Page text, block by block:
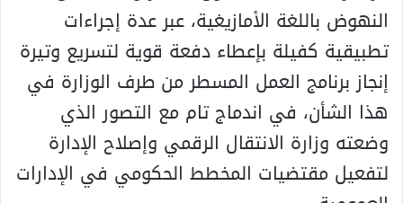
النهوض باللغة الأمازيغية، عبر عدة إجراءات
تطبيقية كفيلة بإعطاء دفعة قوية لتسريع وتيرة
إنجاز برنامج العمل المسطر من طرف الوزارة في
هذا الشأن، في اندماج تام مع التصور الذي
وضعته وزارة الانتقال الرقمي وإصلاح الإدارة
لتفعيل مقتضيات المخطط الحكومي في الإدارات